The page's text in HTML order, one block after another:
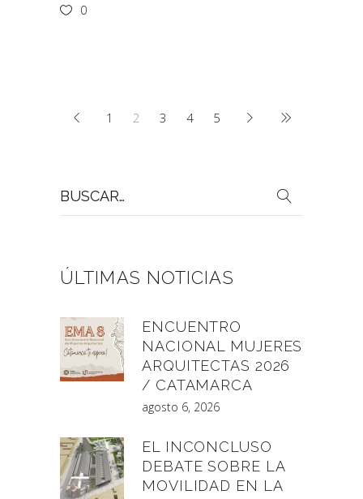
0
1 2 3 4 5
por:
ÚLTIMAS NOTICIAS
ENCUENTRO
NACIONAL MUJERES
ARQUITECTAS 2026
/ CATAMARCA
agosto 6, 2026
EL INCONCLUSO
DEBATE SOBRE LA
MOVILIDAD EN LA